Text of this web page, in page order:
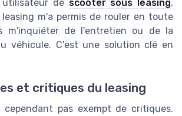
utilisateur de scooter sous leasing,
m'a permis de rouler en toute
m'inquiéter de l'entretien ou de la
véhicule. C'est une solution clé en
et critiques du leasing
cependant pas exempt de critiques.